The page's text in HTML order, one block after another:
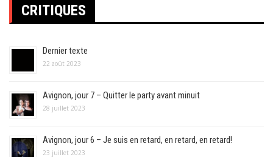
CRITIQUES
Dernier texte
22 août 2023
Avignon, jour 7 – Quitter le party avant minuit
28 juillet 2023
Avignon, jour 6 – Je suis en retard, en retard, en retard!
23 juillet 2023